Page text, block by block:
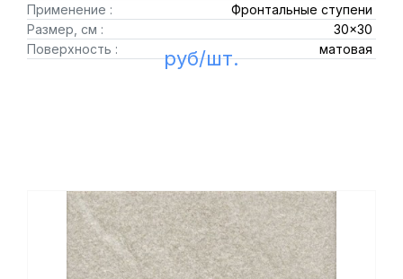
Применение :
Фронтальные ступени
Размер, см :
30x30
Поверхность :
матовая
руб/шт.